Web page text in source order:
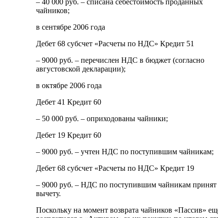
– 40 000 руб. – списана себестоимость проданных
чайников;
в сентябре 2006 года
Дебет 68 субсчет «Расчеты по НДС» Кредит 51
– 9000 руб. – перечислен НДС в бюджет (согласно
августовской декларации);
в октябре 2006 года
Дебет 41 Кредит 60
– 50 000 руб. – оприходованы чайники;
Дебет 19 Кредит 60
– 9000 руб. – учтен НДС по поступившим чайникам;
Дебет 68 субсчет «Расчеты по НДС» Кредит 19
– 9000 руб. – НДС по поступившим чайникам принят
вычету.
Поскольку на момент возврата чайников «Пассив»